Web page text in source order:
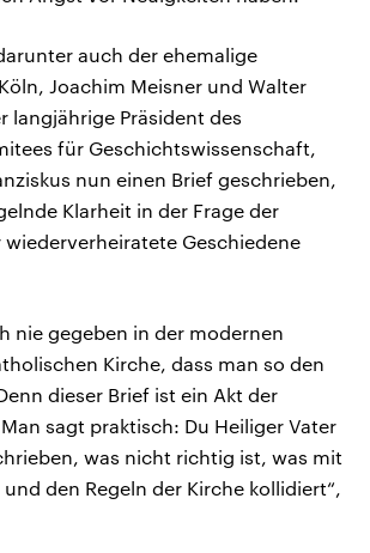
auch der ehemalige
Joachim Meisner und Walter
langjährige Präsident des
für Geschichtswissenschaft,
nun einen Brief geschrieben,
Klarheit in der Frage der
Geschiedene
nie gegeben in der modernen
Kirche, dass man so den
dieser Brief ist ein Akt der
sagt praktisch: Du Heiliger Vater
was nicht richtig ist, was mit
den Regeln der Kirche kollidiert“,